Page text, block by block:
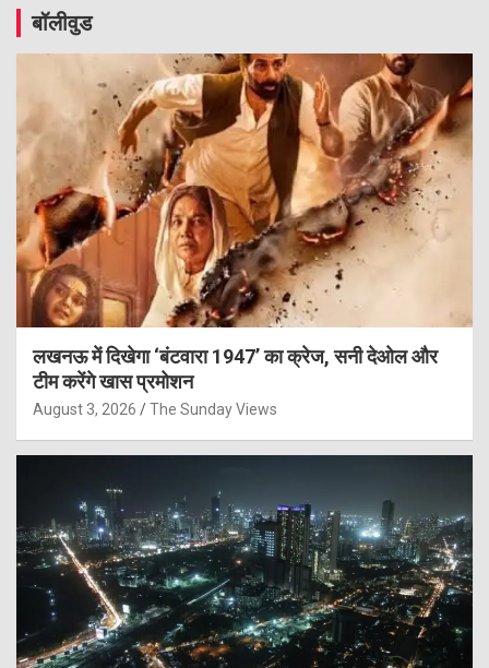
बॉलीवुड
लखनऊ में दिखेगा ‘बंटवारा 1947’ का क्रेज, सनी देओल और
टीम करेंगे खास प्रमोशन
August 3, 2026 The Sunday Views